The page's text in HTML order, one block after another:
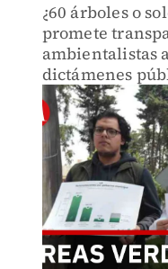
¿60 árboles o
promete
ambientalistas
dictámenes
protección o
Cifras no
presentaron
Humanos.